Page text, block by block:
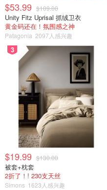
$53.99 $109.00
Unity Fitz Uprisal 抓绒卫衣
黄金码还在！氛围感之神
Patagonia 2097人感兴趣
3
$19.99 $130.00
被套+枕套
2折了！! 230支天丝
Simons 1623人感兴趣